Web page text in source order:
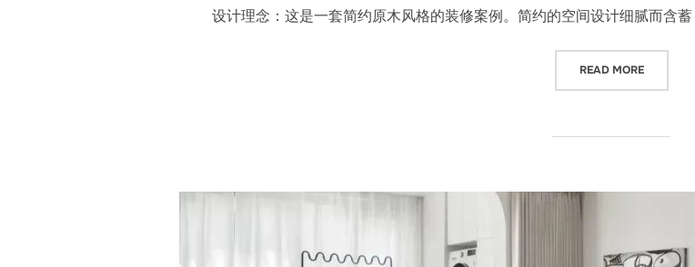
设计理念：这是一套简约原木风格的装修案例。简约的空间设计细腻而含
READ MORE“140㎡的